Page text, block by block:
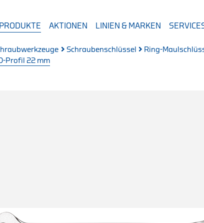
PRODUKTE AKTIONEN LINIEN & MARKEN
Schraubenschlüssel Ring-
Profil 22 mm